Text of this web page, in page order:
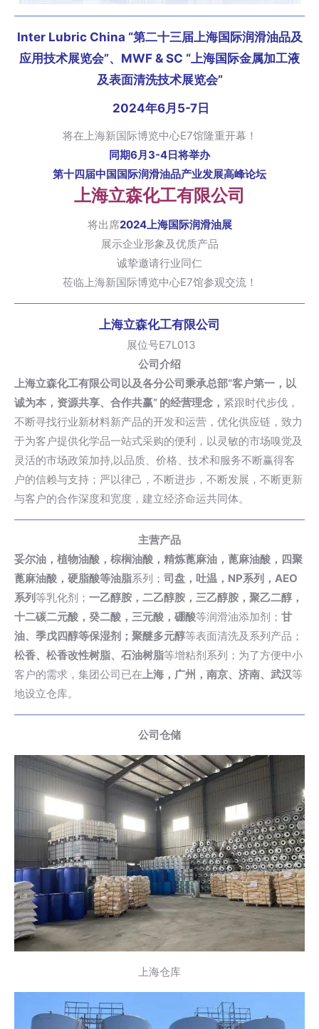
Inter Lubric China “第二十三届上海国际润滑油品及
应用技术展览会”、 MWF & SC “上海国际金属加工液
及表面清洗技术展览会”
2024年6月5-7日
将在上海新国际博览中心E7馆隆重开幕！
同期6月3-4日将举办
第十四届中国国际润滑油品产业发展高峰论坛
上海立森化工有限公司
将出席2024上海国际润滑油展
展示企业形象及优质产品
诚挚邀请行业同仁
莅临上海新国际博览中心E7馆参观交流！
上海立森化工有限公司
展位号E7L013
公司介绍
上海立森化工有限公司以及各分公司秉承总部“客户第一，以
诚为本，资源共享、合作共赢” 的经营理念， 紧跟时代步伐，
不断寻找行业新材料新产品的开发和运营，优化供应链，致力
于为客户提供化学品一站式采购的便利，以灵敏的市场嗅觉及
灵活的市场政策加持,以品质、价格、技术和服务不断赢得客
户的信赖与支持；严以律己，不断进步，不断发展，不断更新
与客户的合作深度和宽度，建立经济命运共同体。
主营产品
妥尔油，植物油酸，棕榈油酸，精炼蓖麻油， 蓖麻油酸 ，四聚
蓖麻油酸，硬脂酸等油脂系列； 司盘，吐温，NP系列 ，AEO
系列等乳化剂 ； 一乙醇胺，二乙醇胺，三乙醇胺，聚乙二醇，
十二碳二元酸，癸二酸， 三元酸 ，硼酸等润滑油添加剂； 甘
油、季戊四醇等保湿剂；聚醚多元醇等表面清洗及系列产品；
松香、松香改性树脂、石油树脂等增粘剂系列；为了方便中小
客户的需求，集团公司已在 上海，广州，南京、济南、武汉等
地设立仓库。
公司仓储
上海仓库